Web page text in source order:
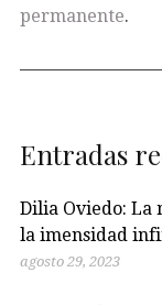
permanente.
Entradas
Dilia Oviedo: La
la imensidad
agosto 29, 2023